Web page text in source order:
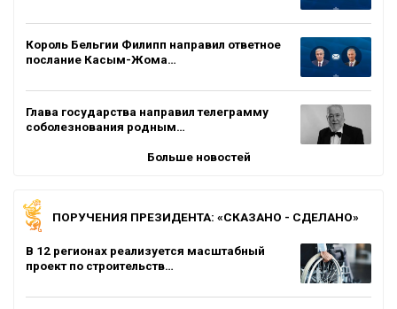
Король Бельгии Филипп направил ответное
послание Касым-Жома…
Глава государства направил телеграмму
соболезнования родным…
Больше новостей
ПОРУЧЕНИЯ ПРЕЗИДЕНТА: «СКАЗАНО - СДЕЛАНО»
В 12 регионах реализуется масштабный
проект по строительств…